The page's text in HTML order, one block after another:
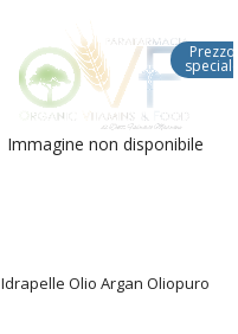
Immagine non disponibile
Prezzo
Idrapelle Olio Argan Oliopuro